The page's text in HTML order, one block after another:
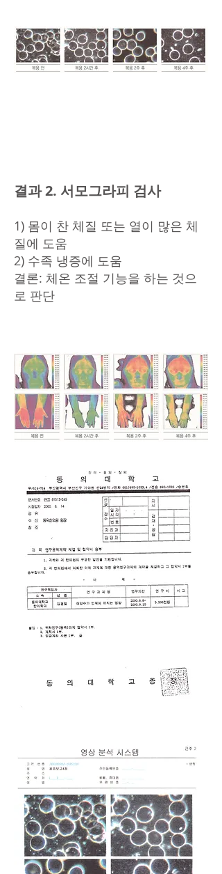
결과 2. 서모그라피 검사
1) 몸이 찬 체질 또는 열이 많은 체
질에 도움
2) 수족 냉증에 도움
​결론: 체온 조절 기능을 하는 것으
로 판단